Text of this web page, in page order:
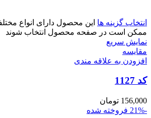
انتخاب گزینه ها این محصول دارای انواع
ممکن است در صفحه محصول انتخاب شوند
نمایش سریع
مقايسه
افزودن به علاقه مندی
کد 1127
156,000 تومان
-21%
فروخته شده